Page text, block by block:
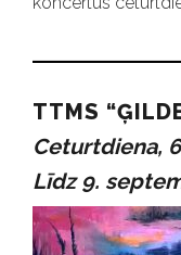
TTMS
Ceturtdiena,
Līdz 9.